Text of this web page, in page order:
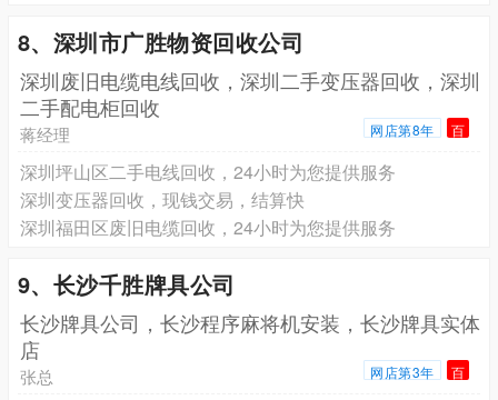
8、深圳市广胜物资回收公司
深圳废旧电缆电线回收，深圳二手变压器回收，深圳
二手配电柜回收
蒋经理 网店第8年 百
深圳坪山区二手电线回收，24小时为您提供服务
深圳变压器回收，现钱交易，结算快
深圳福田区废旧电缆回收，24小时为您提供服务
9、长沙千胜牌具公司
长沙牌具公司，长沙程序麻将机安装，长沙牌具实体
店
张总 网店第3年 百